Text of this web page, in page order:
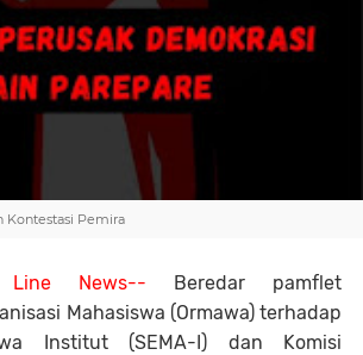
Pemira
Line News-- Beredar pamflet
Mahasiswa (Ormawa) terhadap
Institut (SEMA-I) dan Komisi